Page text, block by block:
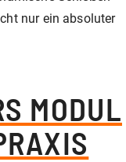
nur ein absoluter
MODUL